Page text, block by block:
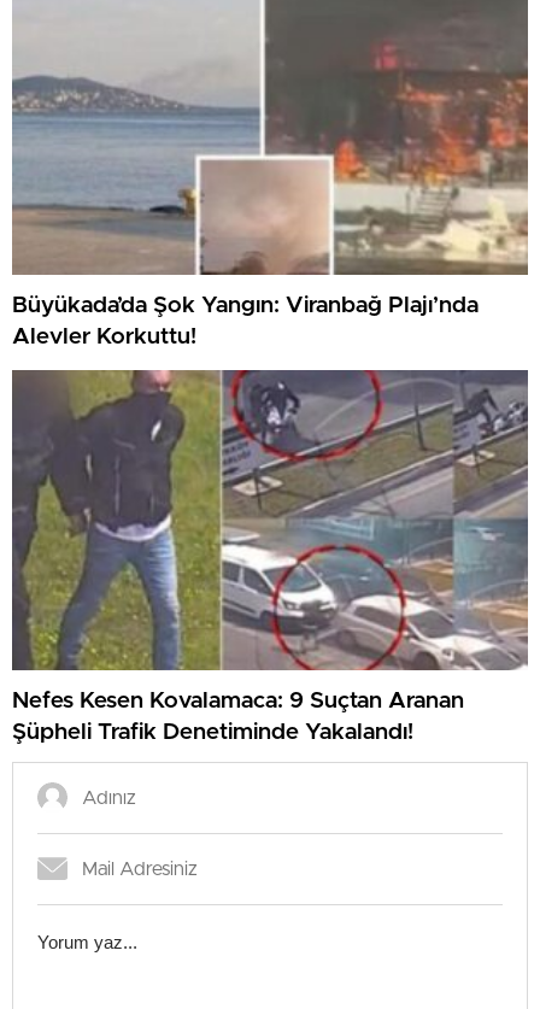
Büyükada’da Şok Yangın: Viranbağ Plajı’nda
Alevler Korkuttu!
Nefes Kesen Kovalamaca: 9 Suçtan Aranan
Şüpheli Trafik Denetiminde Yakalandı!